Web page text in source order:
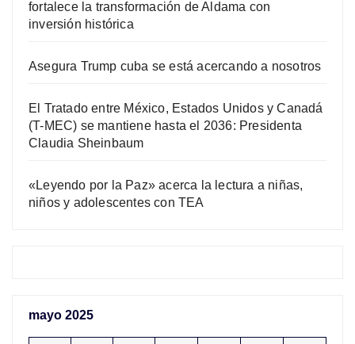
fortalece la transformación de Aldama con
inversión histórica
Asegura Trump cuba se está acercando a nosotros
El Tratado entre México, Estados Unidos y Canadá
(T-MEC) se mantiene hasta el 2036: Presidenta
Claudia Sheinbaum
«Leyendo por la Paz» acerca la lectura a niñas,
niños y adolescentes con TEA
mayo 2025